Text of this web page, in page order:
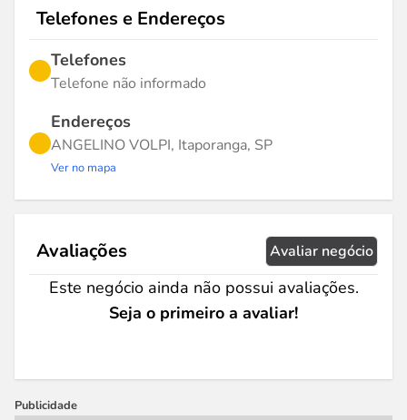
Telefones e Endereços
Telefones
Telefone não informado
Endereços
ANGELINO VOLPI, Itaporanga, SP
Ver no mapa
Avaliações Avaliar negócio
Este negócio ainda não possui avaliações.
Seja o primeiro a avaliar!
Publicidade